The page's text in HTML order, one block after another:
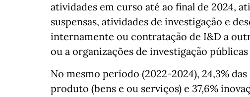
atividades em curso até ao final de 2024,
suspensas, atividades de investigação e
internamente ou contratação de I&D a
ou a organizações de investigação
No mesmo período (2022-2024), 24,3%
produto (bens e ou serviços) e 37,6%